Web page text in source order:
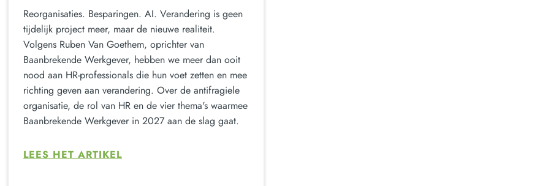
Reorganisaties. Besparingen. AI. Verandering is geen
tijdelijk project meer, maar de nieuwe realiteit.
Volgens Ruben Van Goethem, oprichter van
Baanbrekende Werkgever, hebben we meer dan ooit
nood aan HR-professionals die hun voet zetten en mee
richting geven aan verandering. Over de antifragiele
organisatie, de rol van HR en de vier thema's waarmee
Baanbrekende Werkgever in 2027 aan de slag gaat.
LEES HET ARTIKEL